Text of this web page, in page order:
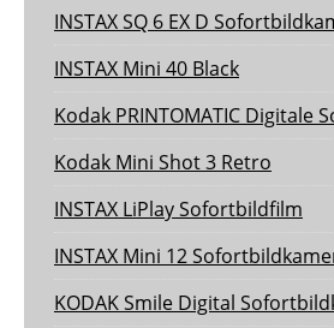
INSTAX SQ 6 EX D
INSTAX Mini 40 Black
Kodak PRINTOMATIC Digitale
Kodak Mini Shot 3 Retro
INSTAX LiPlay Sofortbildfilm
INSTAX Mini 12
KODAK Smile Digital